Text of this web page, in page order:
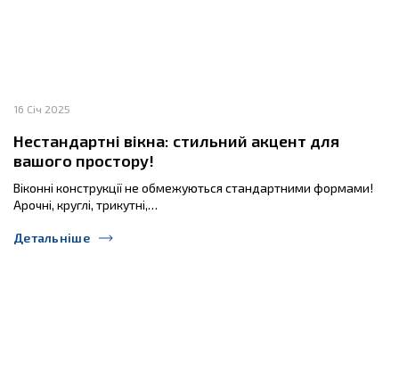
16 Січ 2025
Нестандартні вікна: стильний акцент для
вашого простору!
Віконні конструкції не обмежуються стандартними формами!
Арочні, круглі, трикутні,…
Детальніше